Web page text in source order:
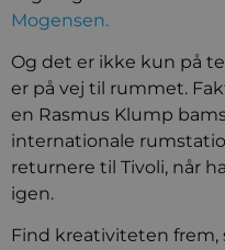
Mogensen.
Og det er ikke kun på
er på vej til rummet.
en Rasmus Klump
internationale
returnere til Tivoli, når
igen.
Find kreativiteten frem,